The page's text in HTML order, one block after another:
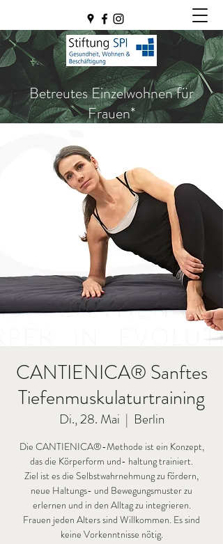
Betreutes Einzelwohnen für
Frauen*
CANTIENICA® Sanftes
Tiefenmuskulaturtraining
Di., 28. Mai
  |
Berlin
Die CANTIENICA®-Methode ist ein Konzept,
das die Körperform und- haltung trainiert.
Ziel ist es die Selbstwahrnehmung zu fördern,
neue Haltungs- und Bewegungsmuster zu
erlernen und in den Alltag zu integrieren.
Frauen jeden Alters sind Willkommen. Es sind
keine Vorkenntnisse nötig.